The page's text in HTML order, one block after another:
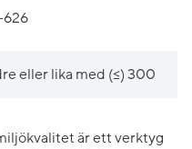
eller lika med (≤) 300
är ett verktyg